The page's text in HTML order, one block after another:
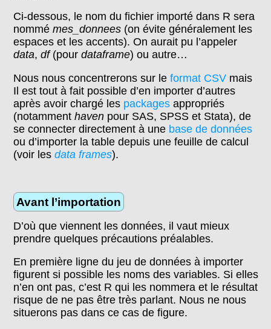
Ci-dessous, le nom du fichier importé dans R sera
nommémes_donnees (on évite généralement les
espaces et les accents). On aurait pu l’appeler
data,df(pourdataframe) ou autre…
Nous nous concentrerons sur leformat CSV mais
Il est tout à fait possible d’en importer d’autres
après avoir chargé les packages appropriés
(notammenthaven pour SAS, SPSS et Stata), de
se connecter directement à une base de données
ou d’importer la table depuis une feuille de calcul
(voir lesdata frames).
Avant l’importation
D’où que viennent les données, il vaut mieux
prendre quelques précautions préalables.
En première ligne du jeu de données à importer
figurent si possible les noms des variables. Si elles
n’en ont pas, c’est R qui les nommera et le résultat
risque de ne pas être très parlant. Nous ne nous
situerons pas dans ce cas de figure.